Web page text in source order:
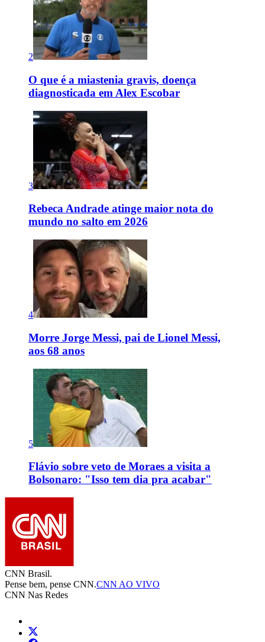
2
O que é a miastenia gravis, doença
diagnosticada em Alex Escobar
3
Rebeca Andrade atinge maior nota do
mundo no salto em 2026
4
Morre Jorge Messi, pai de Lionel Messi,
aos 68 anos
5
Flávio sobre veto de Moraes a visita a
Bolsonaro: "Isso tem dia pra acabar"
CNN Brasil.
Pense bem, pense CNN.CNN AO VIVO
CNN Nas Redes